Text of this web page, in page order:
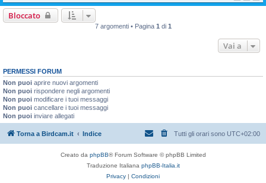
Bloccato
7 argomenti • Pagina 1 di 1
Vai a
PERMESSI FORUM
Non puoi aprire nuovi argomenti
Non puoi rispondere negli argomenti
Non puoi modificare i tuoi messaggi
Non puoi cancellare i tuoi messaggi
Non puoi inviare allegati
Torna a Birdcam.it Indice Tutti gli orari sono UTC+02:00
Creato da phpBB® Forum Software © phpBB Limited
Traduzione Italiana phpBB-Italia.it
Privacy | Condizioni